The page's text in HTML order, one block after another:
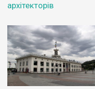
архітекторів